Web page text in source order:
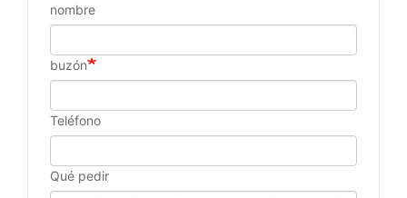
nombre
buzón
Teléfono
Qué pedir